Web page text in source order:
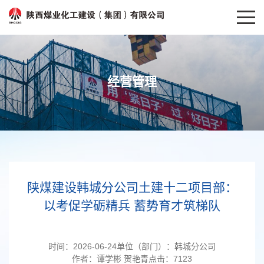
经营管理
陕煤建设韩城分公司土建十二项目部：
以考促学砺精兵 蓄势育才筑梯队
时间： 2026-06-24单位（部门）： 韩城分公司
作者： 谭学彬 贺艳青点击： 7123